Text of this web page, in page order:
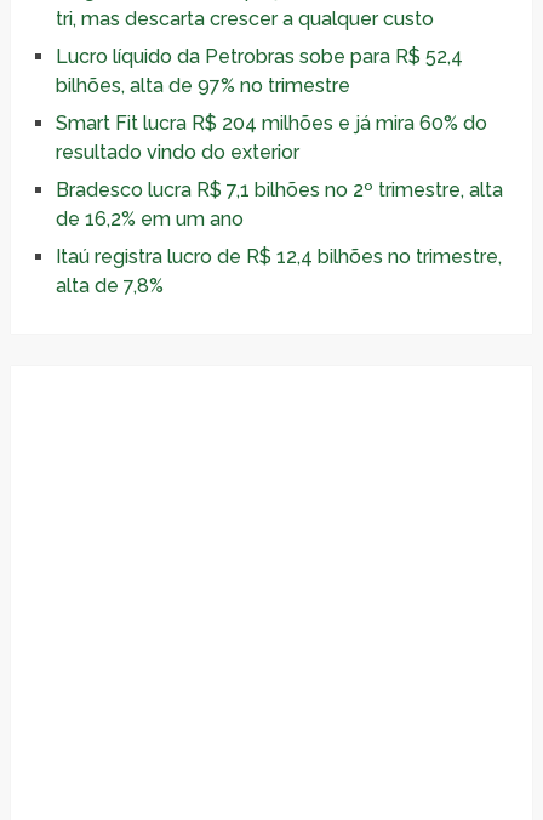
tri, mas descarta crescer a qualquer custo
Lucro líquido da Petrobras sobe para R$ 52,4
bilhões, alta de 97% no trimestre
Smart Fit lucra R$ 204 milhões e já mira 60% do
resultado vindo do exterior
Bradesco lucra R$ 7,1 bilhões no 2º trimestre, alta
de 16,2% em um ano
Itaú registra lucro de R$ 12,4 bilhões no trimestre,
alta de 7,8%